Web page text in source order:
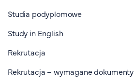
Studia podyplomowe
Study in English
Rekrutacja
Rekrutacja – wymagane dokumenty